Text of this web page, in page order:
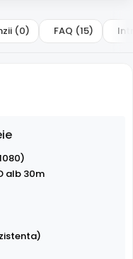
(0) FAQ (15)
alb 30m